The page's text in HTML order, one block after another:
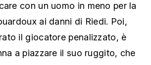
con un uomo in meno per la
ai danni di Riedi. Poi,
il giocatore penalizzato, è
a piazzare il suo ruggito, che